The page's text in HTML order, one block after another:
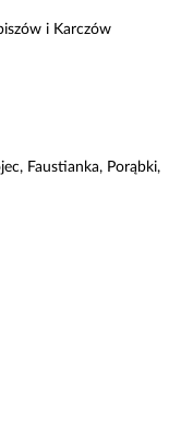
i Karczów
Faustianka, Porąbki,